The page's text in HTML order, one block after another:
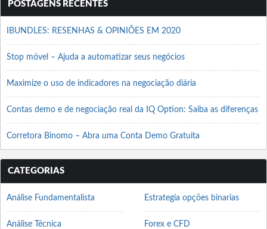
POSTAGENS RECENTES
IBUNDLES: RESENHAS & OPINIÕES EM 2020
Stop móvel – Ajuda a automatizar seus negócios
Maximize o uso de indicadores na negociação diária
Contas demo e de negociação real da IQ Option: Saiba as diferenças
Corretora Binomo – Abra uma Conta Demo Gratuita
CATEGORIAS
Análise Fundamentalista
Análise Técnica
Estrategia opções binarias
Forex e CFD